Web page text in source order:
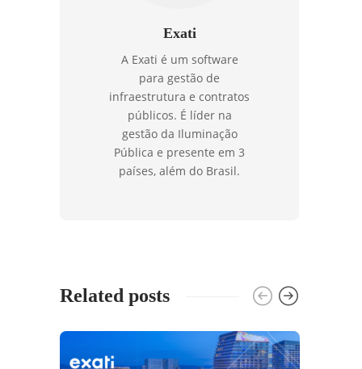
Exati
A Exati é um software
para gestão de
infraestrutura e contratos
públicos. É líder na
gestão da Iluminação
Pública e presente em 3
países, além do Brasil.
Related posts